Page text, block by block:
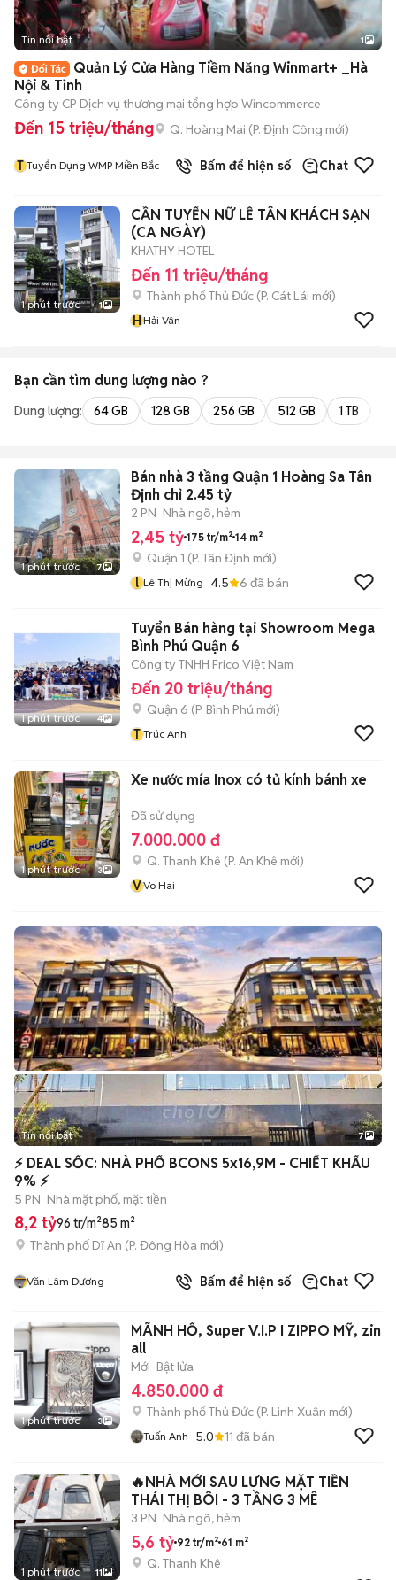
Tin nổi bật 1
Quản Lý Cửa Hàng Tiềm Năng Winmart+ _Hà
Nội & Tỉnh
Công ty CP Dịch vụ thương mại tổng hợp Wincommerce
Đến 15 triệu/tháng Q. Hoàng Mai (P. Định Công mới)
T Tuyển Dụng WMP Miền Bắc Bấm để hiện số Chat
1 phút trước 1
CẦN TUYỂN NỮ LỄ TÂN KHÁCH SẠN
(CA NGÀY)
KHATHY HOTEL
Đến 11 triệu/tháng
Thành phố Thủ Đức (P. Cát Lái mới)
HHải Vân
Bạn cần tìm dung lượng nào ?
Dung lượng: 64 GB 128 GB 256 GB 512 GB 1 TB
1 phút trước 7
Bán nhà 3 tầng Quận 1 Hoàng Sa Tân
Định chỉ 2.45 tỷ
2 PN Nhà ngõ, hẻm
2,45 tỷ 175 tr/m² 14 m²
Quận 1 (P. Tân Định mới)
l Lê Thị Mừng 4.5 6 đã bán
1 phút trước 4
Tuyển Bán hàng tại Showroom Mega
Bình Phú Quận 6
Công ty TNHH Frico Việt Nam
Đến 20 triệu/tháng
Quận 6 (P. Bình Phú mới)
T Trúc Anh
1 phút trước 3
Xe nước mía Inox có tủ kính bánh xe
Đã sử dụng
7.000.000 đ
Q. Thanh Khê (P. An Khê mới)
VVo Hai
+2
Tin nổi bật 7
⚡️ DEAL SỐC: NHÀ PHỐ BCONS 5x16,9M - CHIẾT KHẤU
9% ⚡️
5 PN Nhà mặt phố, mặt tiền
8,2 tỷ96 tr/m²85 m²
Thành phố Dĩ An (P. Đông Hòa mới)
Văn Lâm Dương Bấm để hiện số Chat
1 phút trước 3
MÃNH HỔ, Super V.I.P I ZIPPO MỸ, zin
all
Mới Bật lửa
4.850.000 đ
Thành phố Thủ Đức (P. Linh Xuân mới)
Tuấn Anh 5.0 11 đã bán
1 phút trước 11
🔥NHÀ MỚI SAU LƯNG MẶT TIỀN
THÁI THỊ BÔI - 3 TẦNG 3 MÊ
3 PN Nhà ngõ, hẻm
5,6 tỷ 92 tr/m² 61 m²
Q. Thanh Khê